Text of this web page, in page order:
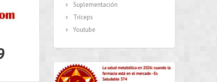
Suplementación
Tríceps
Youtube